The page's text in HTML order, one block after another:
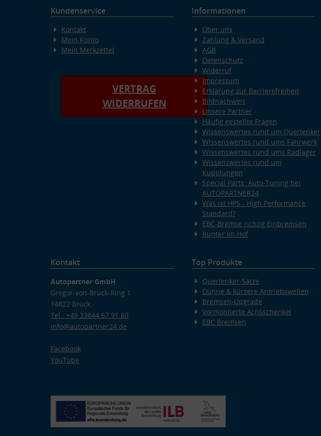
Kundenservice
Kontakt
Mein Konto
Mein Merkzettel
VERTRAG
WIDERRUFEN
Informationen
Über uns
Zahlung & Versand
AGB
Datenschutz
Widerruf
Impressum
Erklärung zur Barrierefreiheit
Bildnachweis
Unsere Partner
Häufig gestellte Fragen
Wissenswertes rund um Querlenker
Wissenswertes rund ums Fahrwerk
Wissenswertes rund ums Radlager
Wissenswertes rund um
Kupplungen
Special Parts: Auto-Tuning bei
AUTOPARTNER24
Was ist HPS - High Performance
Standard?
EBC-Bremse richtig Einbremsen
Runter im Hof
Kontakt
Autopartner GmbH
Gregor-von-Brück-Ring 1
14822 Brück
Tel.: +49 33844 67 91 80
info@autopartner24.de
Facebook
YouTube
Top Produkte
Querlenker-Sätze
Dünne & kürzere Antriebswellen
Bremsen-Upgrade
Vormontierte Achsschenkel
EBC Bremsen